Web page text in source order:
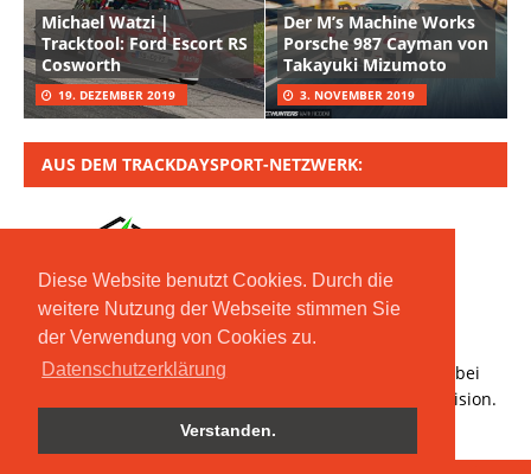
Diese Website benutzt Cookies. Durch die
weitere Nutzung der Webseite stimmen Sie
der Verwendung von Cookies zu.
Datenschutzerklärung
Verstanden.
Michael Watzi |
Tracktool: Ford Escort RS
Cosworth
19. DEZEMBER 2019
Der M’s Machine Works
Porsche 987 Cayman von
Takayuki Mizumoto
3. NOVEMBER 2019
AUS DEM TRACKDAYSPORT-NETZWERK:
Copyright © 2020 Moritz Nolte GmbH | Mit *
gekennzeichnete Links sind Affiliate-Links. Bestellt ihr bei
den verlinkten Händlern, erhalten wir eine kleine Provision.